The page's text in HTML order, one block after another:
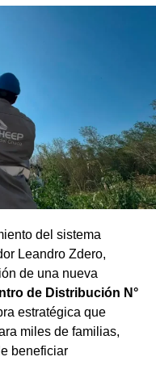
del sistema
Leandro Zdero,
de una nueva
de Distribución N°
estratégica que
miles de familias,
beneficiar